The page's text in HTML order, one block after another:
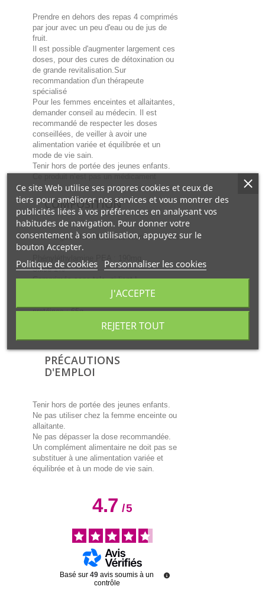
Prendre en dehors des repas 4 comprimés
par jour avec un peu d'eau ou de jus de
fruit.
Il est possible d'augmenter largement ces
doses, pour des cures de détoxination ou
de grande revitalisation.Sur
recommandation d'un thérapeute
spécialisé
Pour les femmes enceintes et allaitantes,
demander conseil au médecin. Il est
recommandé de respecter les doses
conseillées, de veiller à avoir une
alimentation variée et équilibrée et un
mode de vie sain.
Tenir hors de portée des jeunes enfants.
COMPOSITION
Micro-algue Klamath du lac Klamath : 99%
Dont
Phényléthylamine PEA : 190mg
Silice 1%
Comprimés sans talc, ni liant !
Contrôlés bactériologiquement
Valeur énergétique pour 100 g :
protéines : 65g
PRÉCAUTIONS
D'EMPLOI
Tenir hors de portée des jeunes enfants.
Ne pas utiliser chez la femme enceinte ou
allaitante.
Ne pas dépasser la dose recommandée.
Un complément alimentaire ne doit pas se
substituer à une alimentation variée et
équilibrée et à un mode de vie sain.
4.7/5
Basé sur49 avis soumis à un
contrôle
Ce site Web utilise ses propres cookies et ceux de
tiers pour améliorer nos services et vous montrer des
publicités liées à vos préférences en analysant vos
habitudes de navigation. Pour donner votre
consentement à son utilisation, appuyez sur le
bouton Accepter.
Politique de cookies Personnaliser les cookies
REJETER TOUT
J'ACCEPTE